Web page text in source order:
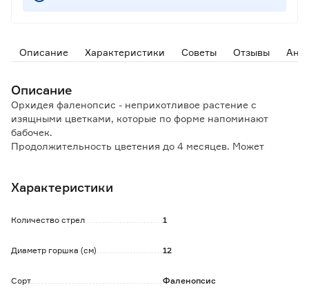
Описание Характеристики Советы Отзывы
Описание
Орхидея фаленопсис - неприхотливое растение с
изящными цветками, которые по форме напоминают
бабочек.
Продолжительность цветения до 4 месяцев. Может
умеренный по мере высыхания субстрата и корней.
попадания прямых солнечных лучей.
Удобрять в период активного роста каждые две недели, в
Характеристики
Количество стрел 1
Диаметр горшка (см) 12
Сорт Фаленопсис